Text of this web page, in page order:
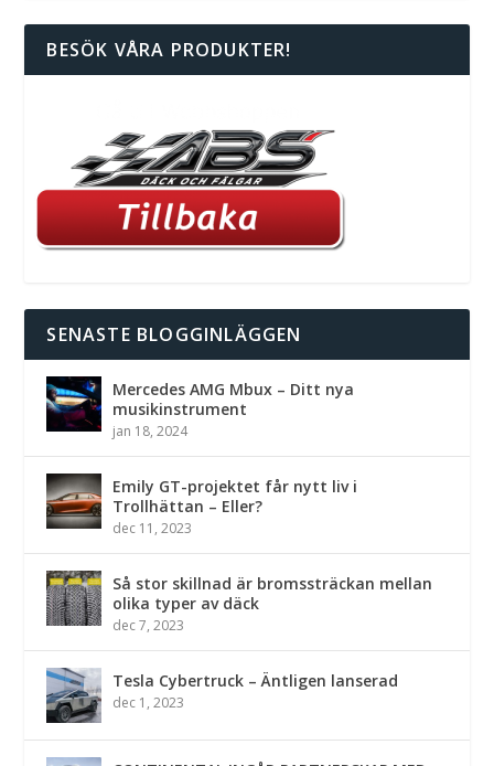
BESÖK VÅRA PRODUKTER!
SENASTE BLOGGINLÄGGEN
Mercedes AMG Mbux – Ditt nya
musikinstrument
jan 18, 2024
Emily GT-projektet får nytt liv i
Trollhättan – Eller?
dec 11, 2023
Så stor skillnad är bromssträckan mellan
olika typer av däck
dec 7, 2023
Tesla Cybertruck – Äntligen lanserad
dec 1, 2023